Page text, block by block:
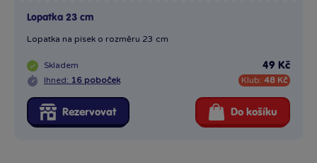
Lopatka 23 cm
Lopatka na písek o rozměru 23 cm
Skladem
Ihned: 16 poboček
49 Kč
Klub: 48 Kč
Rezervovat Do košíku